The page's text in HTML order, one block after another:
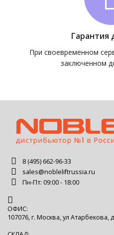
Гарантия
При своевременном
заключенном
8 (495) 662-96-33
sales@nobleliftrussia.ru
Пн-Пт: 09:00 - 18:00
ОФИС:
107076, г. Москва, ул Атарбекова,